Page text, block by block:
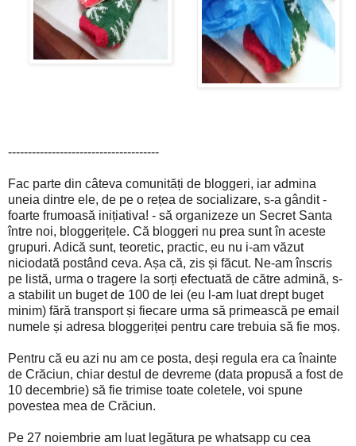
--------------------------------------
Fac parte din câteva comunități de bloggeri, iar admina
uneia dintre ele, de pe o rețea de socializare, s-a gândit -
foarte frumoasă inițiativa! - să organizeze un Secret Santa
între noi, bloggerițele. Că bloggeri nu prea sunt în aceste
grupuri. Adică sunt, teoretic, practic, eu nu i-am văzut
niciodată postând ceva. Așa că, zis și făcut. Ne-am înscris
pe listă, urma o tragere la sorți efectuată de către admină, s-
a stabilit un buget de 100 de lei (eu l-am luat drept buget
minim) fără transport și fiecare urma să primească pe email
numele și adresa bloggeriței pentru care trebuia să fie moș.
Pentru că eu azi nu am ce posta, deși regula era ca înainte
de Crăciun, chiar destul de devreme (data propusă a fost de
10 decembrie) să fie trimise toate coletele, voi spune
povestea mea de Crăciun.
Pe 27 noiembrie am luat legătura pe whatsapp cu cea